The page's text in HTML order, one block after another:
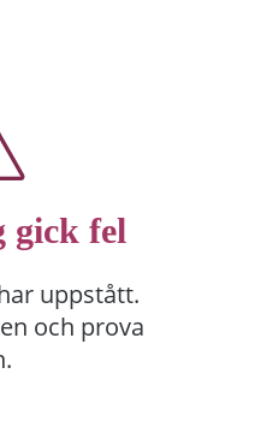
gick fel
uppstått.
och prova